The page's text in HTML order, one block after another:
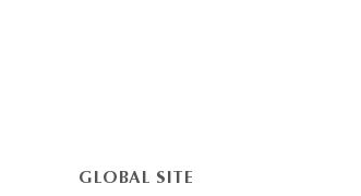
GLOBAL SITE